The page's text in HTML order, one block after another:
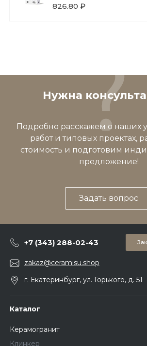
826.80 ₽
Нужна
Подробно расскажем о наших
работ и типовых проектах,
стоимость и подготовим
предложение!
Задать вопрос
+7 (343) 288-02-43
zakaz@ceramisu.shop
г. Екатеринбург, ул. Горького, д. 51
Каталог
Керамогранит
Клинкер